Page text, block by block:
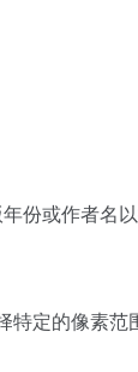
份或作者名以
定的像素范